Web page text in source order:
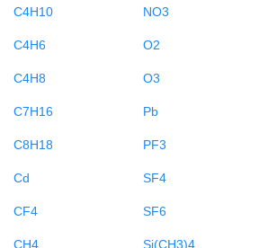
C4H10
C4H6
C4H8
C7H16
C8H18
Cd
CF4
CH4
NO3
O2
O3
Pb
PF3
SF4
SF6
Si(CH3)4